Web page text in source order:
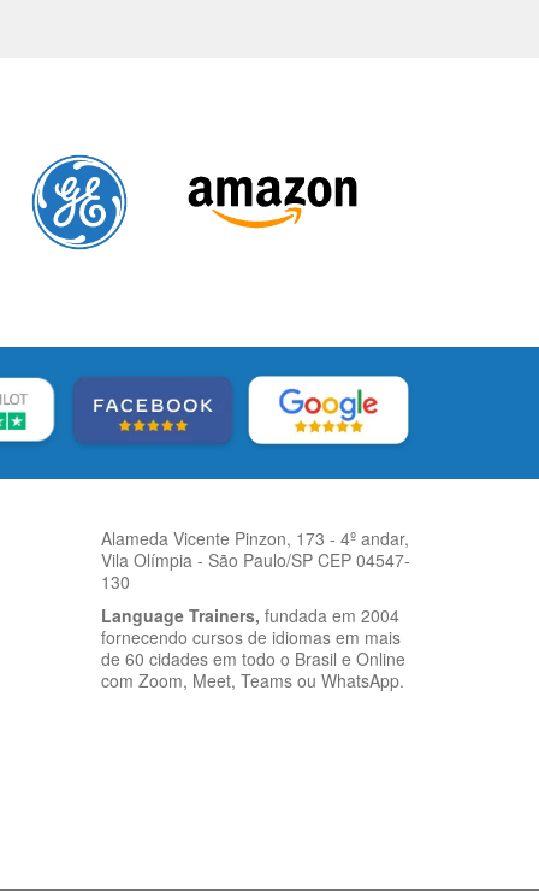
Alameda Vicente Pinzon, 173 - 4º andar,
Vila Olímpia - São Paulo/SP CEP 04547-
130
Language Trainers, fundada em 2004
fornecendo cursos de idiomas em mais
de 60 cidades em todo o Brasil e Online
com Zoom, Meet, Teams ou WhatsApp.